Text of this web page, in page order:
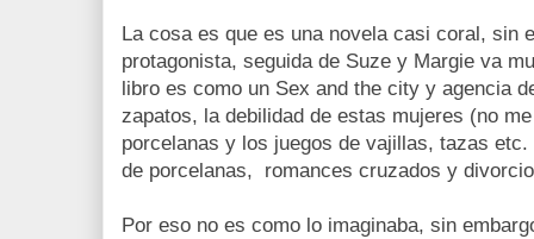
La cosa es que es una novela casi coral, sin
protagonista, seguida de Suze y Margie va
libro es como un Sex and the city y agencia
zapatos, la debilidad de estas mujeres (no
porcelanas y los juegos de vajillas, tazas
de porcelanas, romances cruzados y
Por eso no es como lo imaginaba, sin